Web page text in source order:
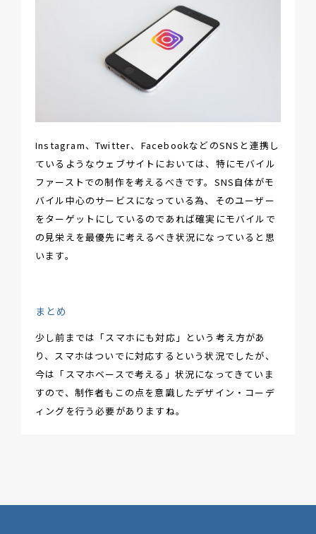
Instagram、Twitter、FacebookなどのSNSと連携し
ているようなウェブサイトにおいては、特にモバイル
ファーストでの制作を考えるべきです。SNS自体がモ
バイル中心のサービスになっている為、そのユーザー
をターゲットにしているのであれば確実にモバイルで
の見栄えを最優先に考えるべき状況になっていると思
います。
まとめ
少し前までは「スマホにも対応」という考え方があ
り、スマホはついでに対応するという状況でしたが、
今は「スマホベースで考える」状況になってきていま
すので、制作者もこの点を意識したデザイン・コーデ
ィングを行う必要がありますね。